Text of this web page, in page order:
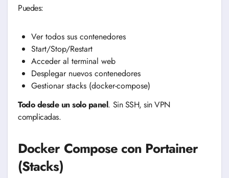
Puedes:
Ver todos sus contenedores
Start/Stop/Restart
Acceder al terminal web
Desplegar nuevos contenedores
Gestionar stacks (docker-compose)
Todo desde un solo panel. Sin SSH, sin VPN
complicadas.
Docker Compose con Portainer
(Stacks)